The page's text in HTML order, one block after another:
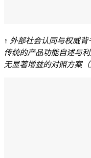
↑ 外部社会认同与权威
传统的产品功能自述与
无显著增益的对照方案